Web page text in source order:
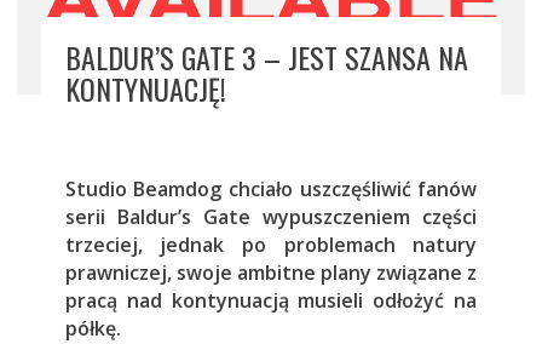
BALDUR’S GATE 3 – JEST SZANSA NA
KONTYNUACJĘ!
Studio Beamdog chciało uszczęśliwić fanów
serii Baldur’s Gate wypuszczeniem części
trzeciej, jednak po problemach natury
prawniczej, swoje ambitne plany związane z
pracą nad kontynuacją musieli odłożyć na
półkę.